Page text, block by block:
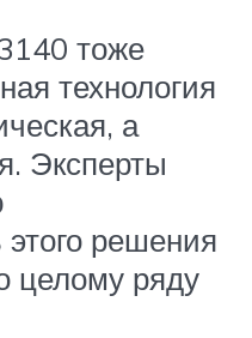
тоже
технология
а
Эксперты
этого решения
целому ряду